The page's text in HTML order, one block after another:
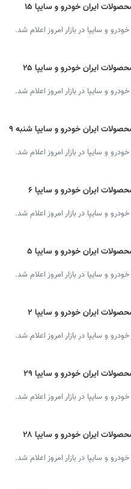
قیمت روز محصولات ایران خودرو و سایپا ۱۵
و سایپا در بازار امروز اعلام شد.
قیمت روز محصولات ایران خودرو و سایپا ۲۵
و سایپا در بازار امروز اعلام شد.
قیمت روز محصولات ایران خودرو و سایپا شنبه ۹
و سایپا در بازار امروز اعلام شد.
قیمت روز محصولات ایران خودرو و سایپا ۶
و سایپا در بازار امروز اعلام شد.
قیمت روز محصولات ایران خودرو و سایپا ۵
و سایپا در بازار امروز اعلام شد.
قیمت روز محصولات ایران خودرو و سایپا ۲
و سایپا در بازار امروز اعلام شد.
قیمت روز محصولات ایران خودرو و سایپا ۲۹
و سایپا در بازار امروز اعلام شد.
قیمت روز محصولات ایران خودرو و سایپا ۲۸
و سایپا در بازار امروز اعلام شد.